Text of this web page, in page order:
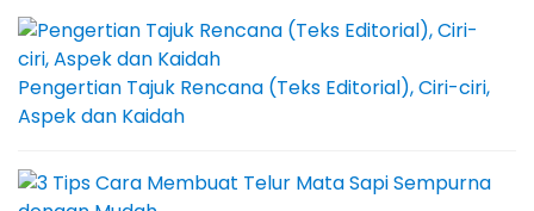
Pengertian Tajuk Rencana (Teks Editorial), Ciri-ciri,
Aspek dan Kaidah